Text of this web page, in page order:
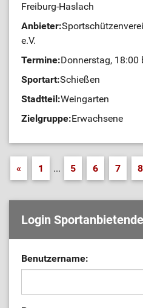
Freiburg-Haslach
Anbieter:
e.V.
Termine:Donnerstag, 18:00
Sportart:Schießen
Stadtteil:Weingarten
Zielgruppe:Erwachsene
« 1 ... 5 6 7 8
Login Sportanbietende
Benutzername: